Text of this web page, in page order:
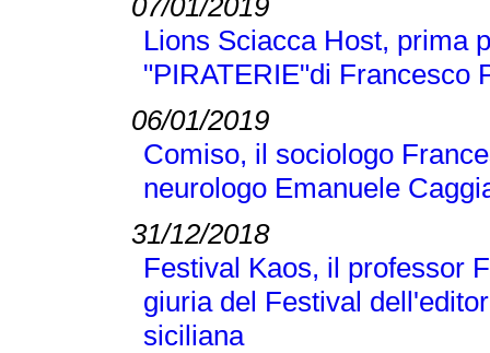
Lions Sciacca Host, prima
"PIRATERIE"di Francesco
06/01/2019
Comiso, il sociologo
neurologo Emanuele
31/12/2018
Festival Kaos, il professor
giuria del Festival
siciliana